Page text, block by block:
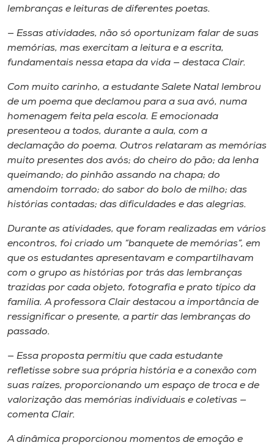
o idioma
A+
lembranças e leituras de diferentes poetas.
— Essas atividades, não só oportunizam falar de suas
memórias, mas exercitam a leitura e a escrita,
fundamentais nessa etapa da vida — destaca Clair.
Com muito carinho, a estudante Salete Natal lembrou
de um poema que declamou para a sua avó, numa
homenagem feita pela escola. E emocionada
presenteou a todos, durante a aula, com a
declamação do poema. Outros relataram as memórias
muito presentes dos avós; do cheiro do pão; da lenha
queimando; do pinhão assando na chapa; do
amendoim torrado; do sabor do bolo de milho; das
histórias contadas; das dificuldades e das alegrias.
Durante as atividades, que foram realizadas em vários
encontros, foi criado um “banquete de memórias”, em
que os estudantes apresentavam e compartilhavam
com o grupo as histórias por trás das lembranças
trazidas por cada objeto, fotografia e prato típico da
família. A professora Clair destacou a importância de
ressignificar o presente, a partir das lembranças do
passado.
— Essa proposta permitiu que cada estudante
refletisse sobre sua própria história e a conexão com
suas raízes, proporcionando um espaço de troca e de
valorização das memórias individuais e coletivas —
comenta Clair.
A dinâmica proporcionou momentos de emoção e